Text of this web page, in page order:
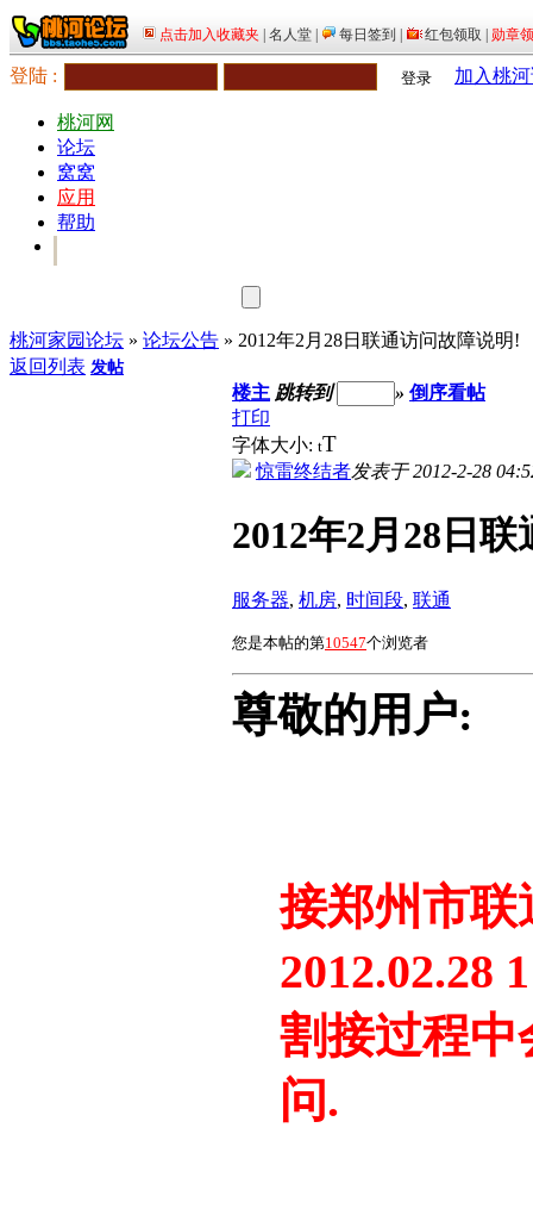
登陆 : 登录 加入桃
桃河网
论坛
窝窝
应用
帮助
桃河家园论坛 » 论坛公告 » 2012年2月28日联通访问故障说明!
返回列表 发帖
楼主 跳转到 » 倒序看帖
打印
字体大小: tT
惊雷终结者发表于 2012-2-28
2012年2月28日
服务器, 机房, 时间段, 联通
您是本帖的第10547个浏览者
尊敬的用户:
接郑州市联
2012.02.28
割接过程中
问.